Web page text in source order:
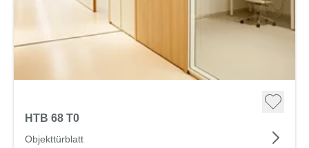
HTB 68 T0
Objekttürblatt